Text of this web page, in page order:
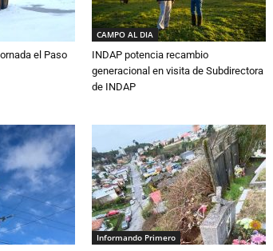
el Paso
CAMPO AL DIA
INDAP potencia recambio
generacional en visita de Subdirectora
de INDAP
Informando Primero